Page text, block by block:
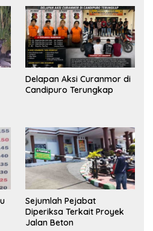
Delapan Aksi Curanmor di
Candipuro Terungkap
Sejumlah Pejabat
Diperiksa Terkait Proyek
Jalan Beton